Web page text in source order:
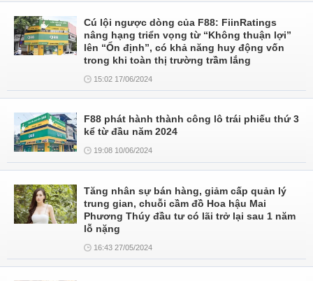
Cú lội ngược dòng của F88: FiinRatings
nâng hạng triển vọng từ “Không thuận lợi”
lên “Ổn định”, có khả năng huy động vốn
trong khi toàn thị trường trầm lắng
15:02 17/06/2024
F88 phát hành thành công lô trái phiếu thứ 3
kể từ đầu năm 2024
19:08 10/06/2024
Tăng nhân sự bán hàng, giảm cấp quản lý
trung gian, chuỗi cầm đồ Hoa hậu Mai
Phương Thúy đầu tư có lãi trở lại sau 1 năm
lỗ nặng
16:43 27/05/2024